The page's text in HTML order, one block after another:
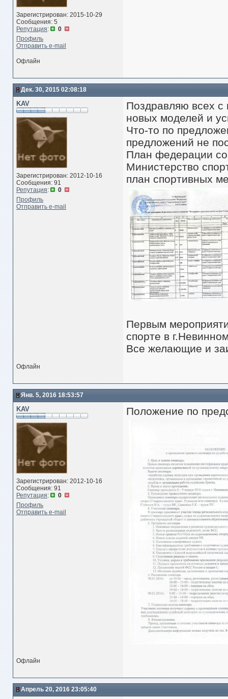
Зарегистрирован: 2015-10-29
Сообщения: 5
Репутация:
0
Профиль
Отправить e-mail
Офлайн
Дек. 30, 2015 02:08:18
KAV
Зарегистрирован: 2012-10-16
Сообщения: 91
Репутация:
0
Профиль
Отправить e-mail
Поздравляю всех
новых моделей и
Что-то по
предложений не
План федерации
Министерство
план спортивных
Первым
спорте в
Все желающие и
Офлайн
Янв. 5, 2016 18:53:57
KAV
Зарегистрирован: 2012-10-16
Сообщения: 91
Репутация:
0
Профиль
Отправить e-mail
Положение по
Офлайн
Апрель 20, 2016 23:05:40